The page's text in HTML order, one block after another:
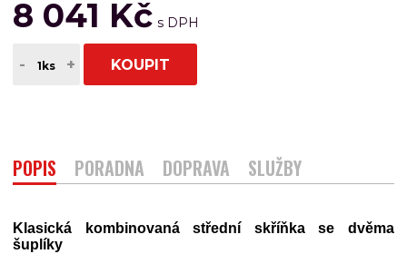
8 041 Kč
- + KOUPIT
POPIS PORADNA DOPRAVA SLUŽBY
Klasická kombinovaná střední skříňka se dvěma
šuplíky